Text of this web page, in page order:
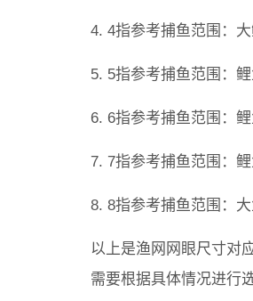
4. 4指参考捕鱼范围：
5. 5指参考捕鱼范围：
6. 6指参考捕鱼范围：
7. 7指参考捕鱼范围：
8. 8指参考捕鱼范围：大
以上是渔网网眼尺寸对
需要根据具体情况进行